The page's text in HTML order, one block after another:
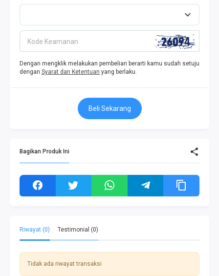
Kode Keamanan
Dengan mengklik melakukan pembelian berarti kamu sudah setuju
dengan Syarat dan Ketentuan yang berlaku.
Beli Sekarang
Bagikan Produk Ini
Riwayat (0) Testimonial (0)
Tidak ada riwayat transaksi